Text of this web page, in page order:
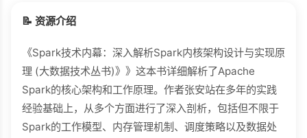
📝 资源介绍
《Spark技术内幕：深入解析Spark内核架构设计与实现原
理 (大数据技术丛书)》》这本书详细解析了Apache
Spark的核心架构和工作原理。作者张安站在多年的实践
经验基础上，从多个方面进行了深入剖析，包括但不限于
Spark的工作模型、内存管理机制、调度策略以及数据处